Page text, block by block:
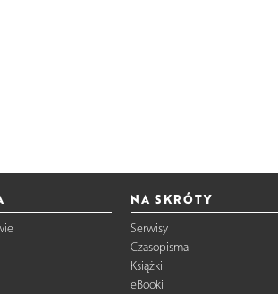
NA SKRÓTY
Serwisy
Czasopisma
Książki
eBooki